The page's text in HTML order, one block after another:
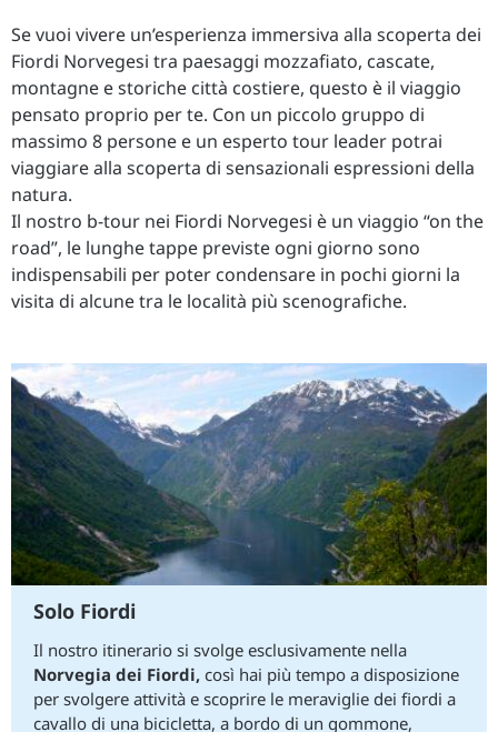
Se vuoi vivere un’esperienza immersiva alla scoperta dei
Fiordi Norvegesi tra paesaggi mozzafiato, cascate,
montagne e storiche città costiere, questo è il viaggio
pensato proprio per te. Con un piccolo gruppo di
massimo 8 persone e un esperto tour leader potrai
viaggiare alla scoperta di sensazionali espressioni della
natura.
Il nostro b-tour nei Fiordi Norvegesi è un viaggio “on the
road”, le lunghe tappe previste ogni giorno sono
indispensabili per poter condensare in pochi giorni la
visita di alcune tra le località più scenografiche.
Solo Fiordi
Il nostro itinerario si svolge esclusivamente nella
Norvegia dei Fiordi, così hai più tempo a disposizione
per svolgere attività e scoprire le meraviglie dei fiordi a
cavallo di una bicicletta, a bordo di un gommone,